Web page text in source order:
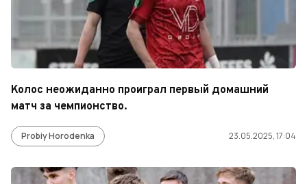
Колос неожиданно проиграл первый домашний
матч за чемпионство.
Probiy Horodenka 23.05.2025, 17:04